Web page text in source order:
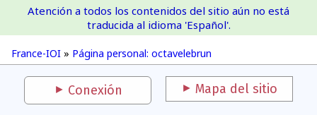
France-IOI
France-IOI » Página personal: octavelebrun
Atención a todos los contenidos del sitio aún no está
traducida al idioma 'Español'.
Conexión Mapa del sitio